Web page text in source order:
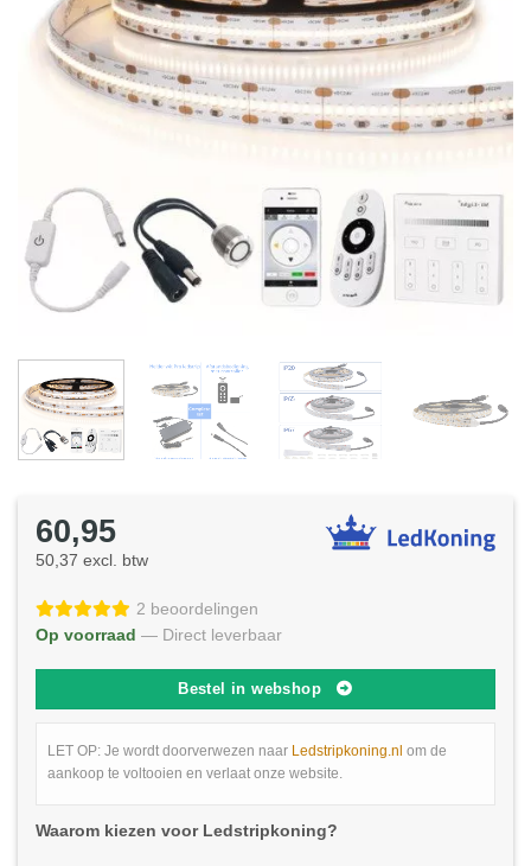
60,95
50,37 excl. btw
2 beoordelingen
Op voorraad — Direct leverbaar
Bestel in webshop
LET OP: Je wordt doorverwezen naar Ledstripkoning.nl om de
aankoop te voltooien en verlaat onze website.
Waarom kiezen voor Ledstripkoning?